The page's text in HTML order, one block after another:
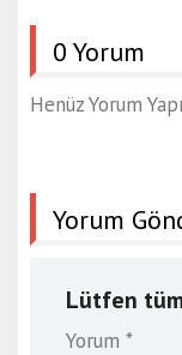
0 Yorum
Henüz Yorum
Yorum
Lütfen
Yorum *